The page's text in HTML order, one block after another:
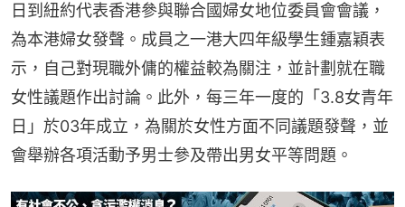
日到紐約代表香港參與聯合國婦女地位委員會會議，
為本港婦女發聲。成員之一港大四年級學生鍾嘉穎表
示，自己對現職外傭的權益較為關注，並計劃就在職
女性議題作出討論。此外，每三年一度的「3.8女青年
日」於03年成立，為關於女性方面不同議題發聲，並
會舉辦各項活動予男士參及帶出男女平等問題。